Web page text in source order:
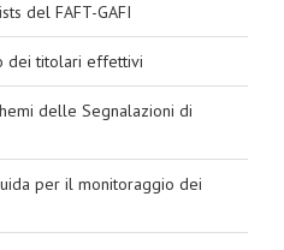
del FAFT-GAFI
dei titolari effettivi
delle Segnalazioni di
per il monitoraggio dei